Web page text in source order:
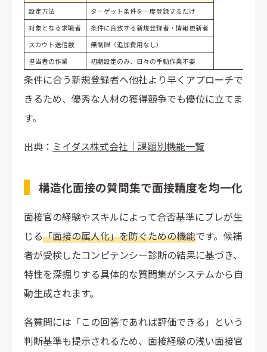
設定方法
ターゲット条件を一度登録するだけ
対象となる求職者
条件に合致する新規登録者・情報更新者
スカウト送信数
無制限（追加費用なし）
担当者の作業
初期設定のみ、日々の手動作業不要
条件に合う新規登録者へ他社より早くアプローチで
きるため、優秀な人材の獲得競争でも優位に立てま
す。
出典： ミイダス株式会社｜課題別機能一覧
構造化面接の質問集で面接精度を均一化
面接官の経験やスキルによって合否基準にブレが生
じる「面接の属人化」を防ぐための機能です。候補
者が受検したコンピテンシー診断の結果に基づき、
特性を深掘りする具体的な質問集がシステムから自
動生成されます。
各質問には「この回答であれば評価できる」という
判断基準も提示されるため、面接経験の浅い面接官